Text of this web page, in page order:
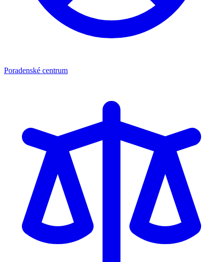
Poradenské centrum